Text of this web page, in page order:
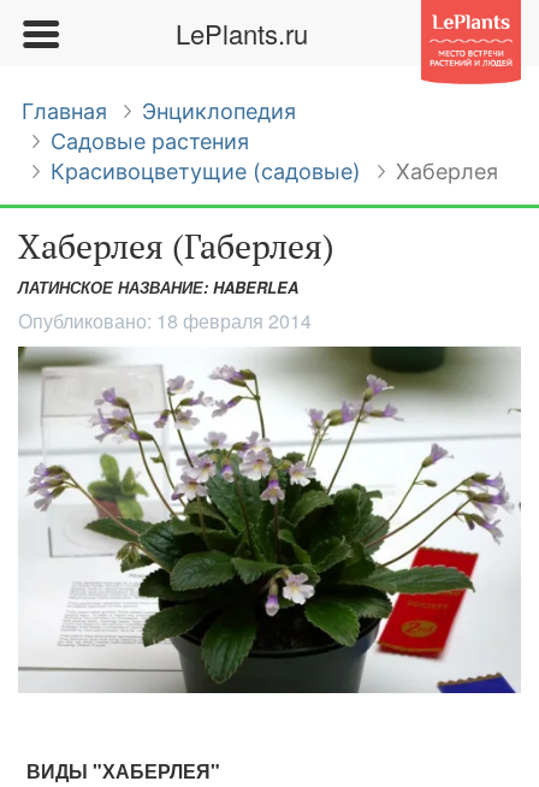
LePlants.ru
Главная
Энциклопедия
Садовые растения
Красивоцветущие (садовые)
Хаберлея
Хаберлея (Габерлея)
ЛАТИНСКОЕ НАЗВАНИЕ: HABERLEA
Опубликовано: 18 февраля 2014
ВИДЫ "ХАБЕРЛЕЯ"